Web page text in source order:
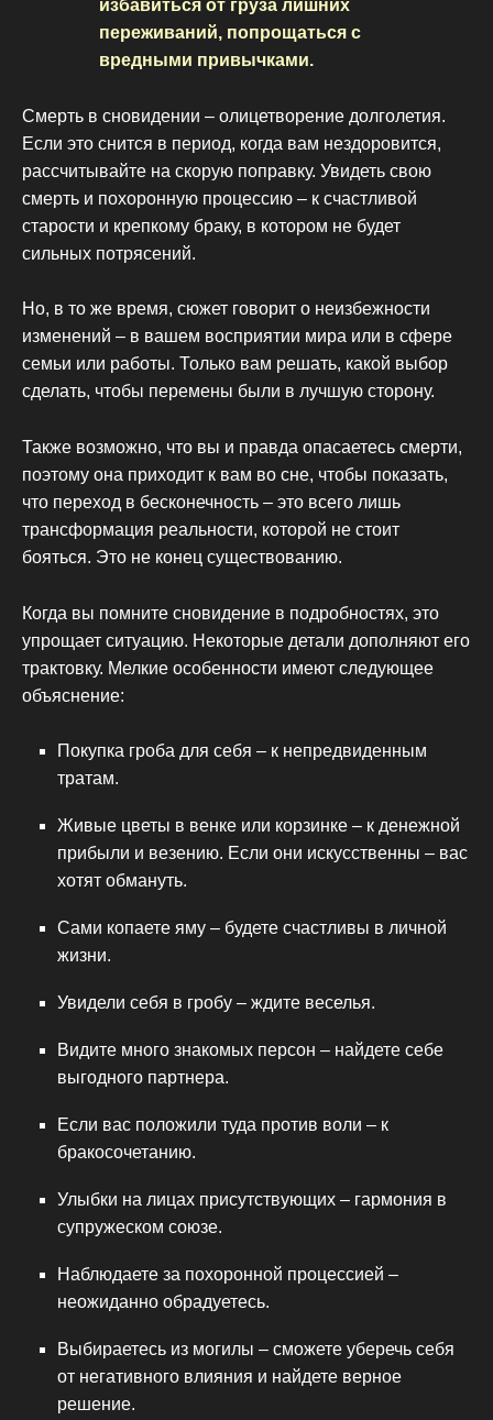
избавиться от груза лишних
переживаний, попрощаться с
вредными привычками.
Смерть в сновидении – олицетворение долголетия.
Если это снится в период, когда вам нездоровится,
рассчитывайте на скорую поправку. Увидеть свою
смерть и похоронную процессию – к счастливой
старости и крепкому браку, в котором не будет
сильных потрясений.
Но, в то же время, сюжет говорит о неизбежности
изменений – в вашем восприятии мира или в сфере
семьи или работы. Только вам решать, какой выбор
сделать, чтобы перемены были в лучшую сторону.
Также возможно, что вы и правда опасаетесь смерти,
поэтому она приходит к вам во сне, чтобы показать,
что переход в бесконечность – это всего лишь
трансформация реальности, которой не стоит
бояться. Это не конец существованию.
Когда вы помните сновидение в подробностях, это
упрощает ситуацию. Некоторые детали дополняют его
трактовку. Мелкие особенности имеют следующее
объяснение:
Покупка гроба для себя – к непредвиденным
тратам.
Живые цветы в венке или корзинке – к денежной
прибыли и везению. Если они искусственны – вас
хотят обмануть.
Сами копаете яму – будете счастливы в личной
жизни.
Увидели себя в гробу – ждите веселья.
Видите много знакомых персон – найдете себе
выгодного партнера.
Если вас положили туда против воли – к
бракосочетанию.
Улыбки на лицах присутствующих – гармония в
супружеском союзе.
Наблюдаете за похоронной процессией –
неожиданно обрадуетесь.
Выбираетесь из могилы – сможете уберечь себя
от негативного влияния и найдете верное
решение.